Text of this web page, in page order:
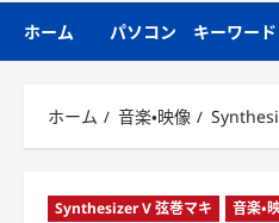
プ
ホーム パソコン キーワード
ホーム 音楽・映像
Synthesizer V 弦巻マキ 音楽・